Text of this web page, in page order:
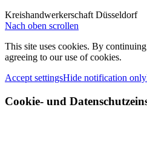
Kreishandwerkerschaft Düsseldorf
Nach oben scrollen
This site uses cookies. By
agreeing to our use of cookies.
Accept settingsHide notification only
Cookie- und